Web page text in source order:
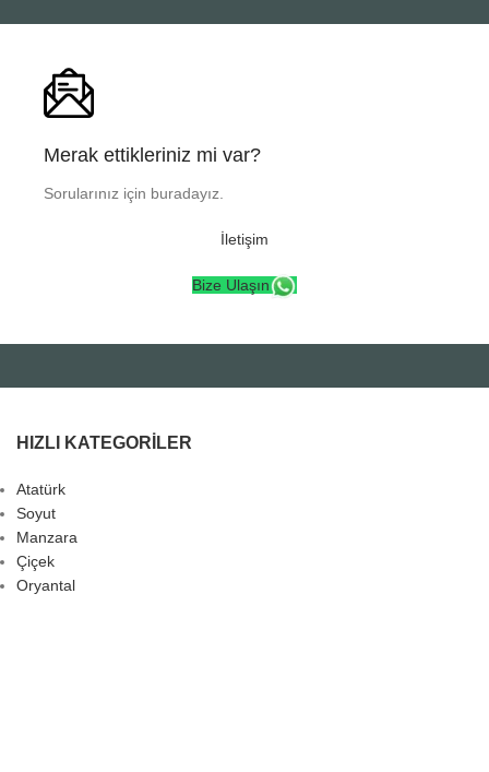
Merak ettikleriniz mi var?
Sorularınız için buradayız.
İletişim
Bize Ulaşın
HIZLI KATEGORILER
Atatürk
Soyut
Manzara
Çiçek
Oryantal